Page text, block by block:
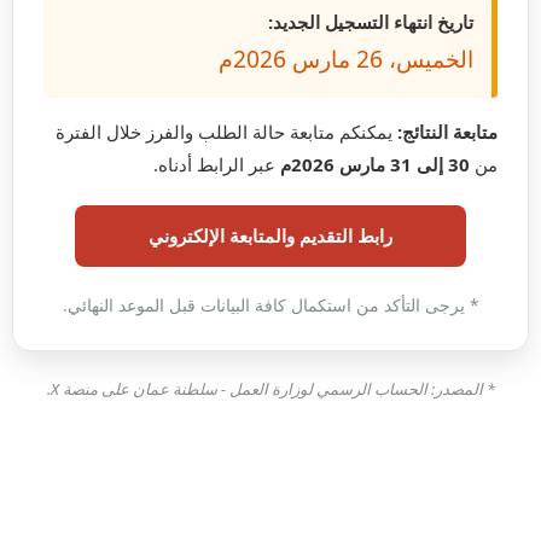
تاريخ انتهاء التسجيل الجديد:
الخميس، 26 مارس 2026م
متابعة النتائج: يمكنكم متابعة حالة الطلب والفرز خلال الفترة
من 30 إلى 31 مارس 2026م عبر الرابط أدناه.
رابط التقديم والمتابعة الإلكتروني
* يرجى التأكد من استكمال كافة البيانات قبل الموعد النهائي.
* المصدر: الحساب الرسمي لوزارة العمل - سلطنة عمان على منصة X.